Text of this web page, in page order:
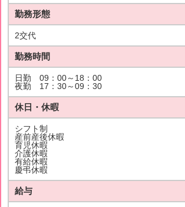
勤務形態
2交代
勤務時間
日勤 09：00～18：00
夜勤 17：30～09：30
休日・休暇
シフト制
産前産後休暇
育児休暇
介護休暇
有給休暇
慶弔休暇
給与